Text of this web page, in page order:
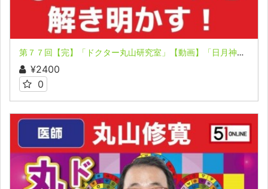
第７７回【完】「ドクター丸山研究室」【動画】「日月神示の〇にゝのマークを解き明かす！」
¥2400
0